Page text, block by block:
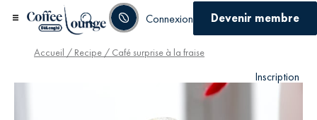
Connexion Devenir membre
Inscription
Accueil / Recipe / Café surprise à la fraise